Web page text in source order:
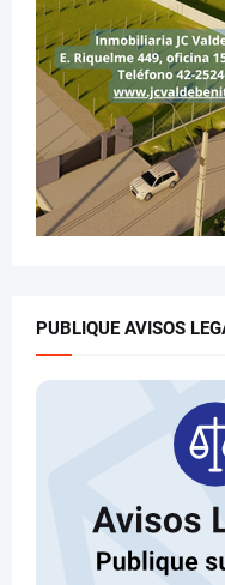
PUBLIQUE AVISOS